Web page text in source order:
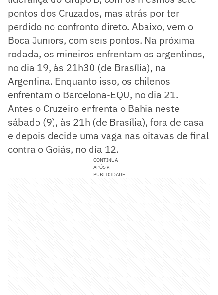
pontos dos Cruzados, mas atrás por ter
perdido no confronto direto. Abaixo, vem o
Boca Juniors, com seis pontos. Na próxima
rodada, os mineiros enfrentam os argentinos,
no dia 19, às 21h30 (de Brasília), na
Argentina. Enquanto isso, os chilenos
enfrentam o Barcelona-EQU, no dia 21.
Antes o Cruzeiro enfrenta o Bahia neste
sábado (9), às 21h (de Brasília), fora de casa
e depois decide uma vaga nas oitavas de final
contra o Goiás, no dia 12.
CONTINUA
APÓS A
PUBLICIDADE